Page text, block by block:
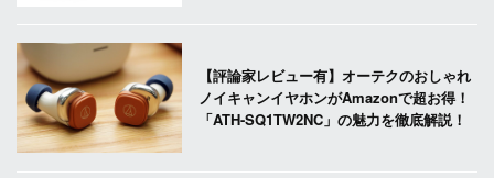
【評論家レビュー有】オーテクのおしゃれ
ノイキャンイヤホンがAmazonで超お得！
「ATH-SQ1TW2NC」の魅力を徹底解説！